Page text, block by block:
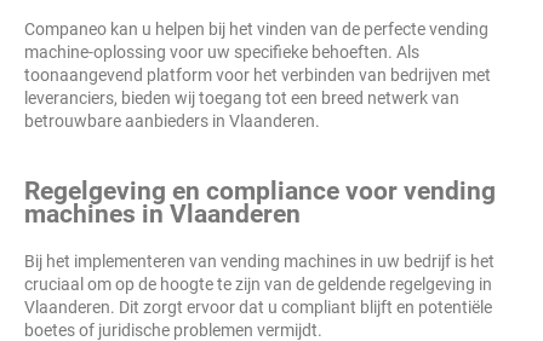
Companeo kan u helpen bij het vinden van de perfecte vending
machine-oplossing voor uw specifieke behoeften. Als
toonaangevend platform voor het verbinden van bedrijven met
leveranciers, bieden wij toegang tot een breed netwerk van
betrouwbare aanbieders in Vlaanderen.
Regelgeving en compliance voor vending
machines in Vlaanderen
Bij het implementeren van vending machines in uw bedrijf is het
cruciaal om op de hoogte te zijn van de geldende regelgeving in
Vlaanderen. Dit zorgt ervoor dat u compliant blijft en potentiële
boetes of juridische problemen vermijdt.